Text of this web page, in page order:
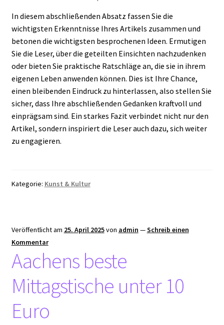
In diesem abschließenden Absatz fassen Sie die
wichtigsten Erkenntnisse Ihres Artikels zusammen und
betonen die wichtigsten besprochenen Ideen. Ermutigen
Sie die Leser, über die geteilten Einsichten nachzudenken
oder bieten Sie praktische Ratschläge an, die sie in ihrem
eigenen Leben anwenden können. Dies ist Ihre Chance,
einen bleibenden Eindruck zu hinterlassen, also stellen Sie
sicher, dass Ihre abschließenden Gedanken kraftvoll und
einprägsam sind. Ein starkes Fazit verbindet nicht nur den
Artikel, sondern inspiriert die Leser auch dazu, sich weiter
zu engagieren.
Kategorie: Kunst & Kultur
Veröffentlicht am 25. April 2025von admin —Schreib einen
Kommentar
Aachens beste
Mittagstische unter 10
Euro